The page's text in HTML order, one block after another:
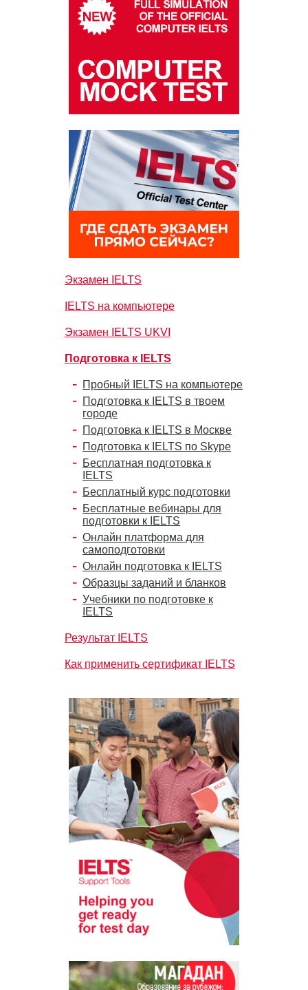
Экзамен IELTS
IELTS на компьютере
Экзамен IELTS UKVI
Подготовка к IELTS
Пробный IELTS на компьютере
Подготовка к IELTS в твоем
городе
Подготовка к IELTS в Москве
Подготовка к IELTS по Skype
Бесплатная подготовка к
IELTS
Бесплатный курс подготовки
Бесплатные вебинары для
подготовки к IELTS
Онлайн платформа для
самоподготовки
Онлайн подготовка к IELTS
Образцы заданий и бланков
Учебники по подготовке к
IELTS
Результат IELTS
Как применить сертификат IELTS